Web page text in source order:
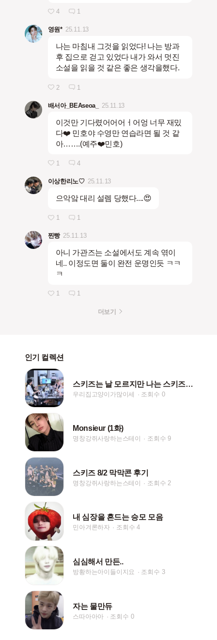
4 1
영원* 25.11.13
나는 마침내 그것을 읽었다! 나는 방과
후 집으로 걷고 있었다 내가 와서 멋진
소설을 읽을 것 같은 좋은 생각을했다.
2 1
배서아_BEAseoa_ 25.11.13
이것만 기다렸어어어ㅓ어엉 너무 재밌
다❤️ 민호야 수영만 연습라면 될 것 같
아…….(예주❤️민호)
1 4
이상한리노♡ 25.11.13
으악앜 대리 설렘 당했다....😍
1 1
찐빵 25.11.13
아니 가관즈는 소설에서도 계속 엮이
네.. 이정도면 둘이 완전 운명인듯 ㅋㅋ
ㅋ
1 1
더보기
인기 컬렉션
스키즈는 날 모르지만 나는 스키즈를 안다♡
우리집고양이가많이세 조회수 0
Monsieur (1화)
명창강쥐사랑하는스테이 조회수 9
스키즈 8/2 막막콘 후기
명창강쥐사랑하는스테이 조회수 2
내 심장을 흔드는 승모 모음
민아겨론하자 조회수 4
심심해서 만든..
방황하는아이들이지요 조회수 3
자는 물만듀
스따아아아 조회수 0